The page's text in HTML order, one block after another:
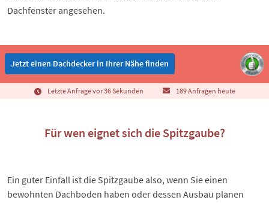
Dachfenster angesehen.
Jetzt einen Dachdecker in Ihrer Nähe finden
Letzte Anfrage vor 36 Sekunden 189 Anfragen heute
Für wen eignet sich die Spitzgaube?
Ein guter Einfall ist die Spitzgaube also, wenn Sie einen
bewohnten Dachboden haben oder dessen Ausbau planen